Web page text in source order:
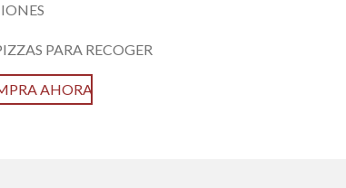
PARA RECOGER
AHORA